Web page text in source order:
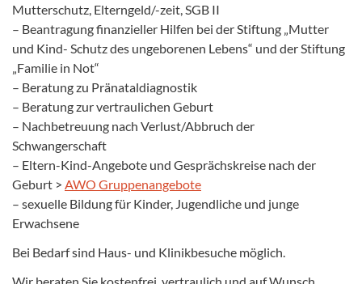
Mutterschutz, Elterngeld/-zeit, SGB II
– Beantragung finanzieller Hilfen bei der Stiftung „Mutter
und Kind- Schutz des ungeborenen Lebens“ und der Stiftung
„Familie in Not“
– Beratung zu Pränataldiagnostik
– Beratung zur vertraulichen Geburt
– Nachbetreuung nach Verlust/Abbruch der
Schwangerschaft
– Eltern-Kind-Angebote und Gesprächskreise nach der
Geburt > AWO Gruppenangebote
– sexuelle Bildung für Kinder, Jugendliche und junge
Erwachsene
Bei Bedarf sind Haus- und Klinikbesuche möglich.
Wir beraten Sie kostenfrei, vertraulich und auf Wunsch